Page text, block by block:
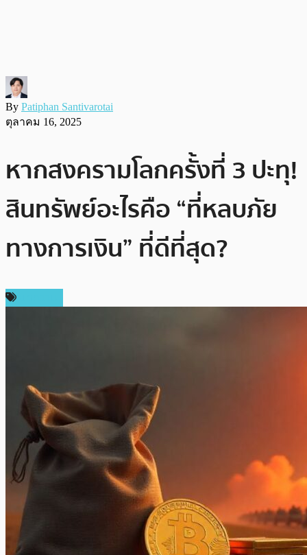
By Patiphan Santivarotai
ตุลาคม 16, 2025
หากสงครามโลกครั้งที่ 3 ปะทุ!
สินทรัพย์อะไรคือ “ที่หลบภัย
ทางการเงิน” ที่ดีที่สุด?